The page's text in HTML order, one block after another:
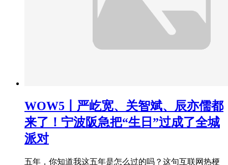
WOW5丨严屹宽、关智斌、辰亦儒都
来了！宁波阪急把“生日”过成了全城
派对
五年，你知道我这五年是怎么过的吗？这句互联网热梗